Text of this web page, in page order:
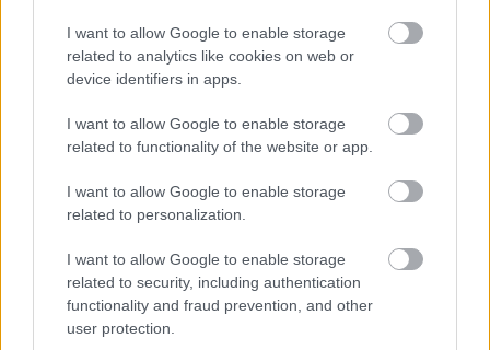
I want to allow Google to enable storage
related to analytics like cookies on web or
device identifiers in apps.
I want to allow Google to enable storage
related to functionality of the website or app.
I want to allow Google to enable storage
related to personalization.
I want to allow Google to enable storage
related to security, including authentication
functionality and fraud prevention, and other
user protection.
HÍRLEVÉL
szabályzatot!
FELIRATKOZÁS